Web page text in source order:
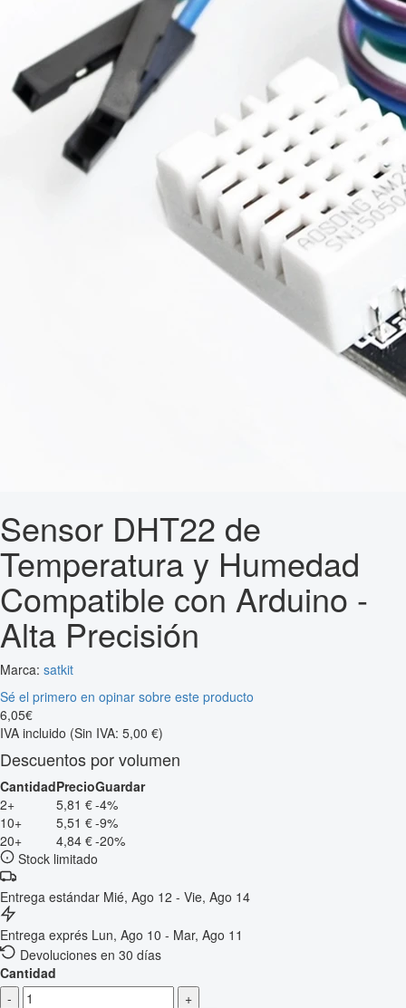
Sensor DHT22 de
Temperatura y Humedad
Compatible con Arduino -
Alta Precisión
Marca: satkit
Sé el primero en opinar sobre este producto
6,05€
IVA incluido (Sin IVA: 5,00 €)
Descuentos por volumen
CantidadPrecioGuardar
2+
5,81 €-4%
10+
5,51 €-9%
20+
4,84 €-20%
Stock limitado
Entrega estándar Mié, Ago 12 - Vie, Ago 14
Entrega exprés Lun, Ago 10 - Mar, Ago 11
Devoluciones en 30 días
Cantidad
-
+